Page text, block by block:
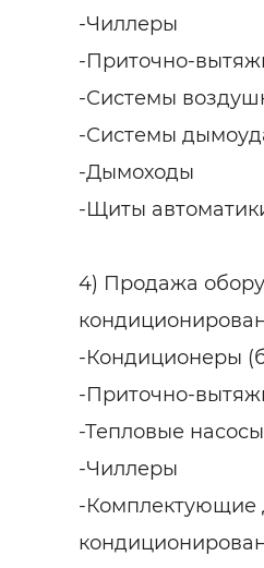
-Чиллеры
-Приточно-
-Системы
-Системы
-Дымоходы
-Щиты
4) Продажа
-Кондиционеры
-Приточно-
-Тепловые насосы
-Чиллеры
-Комплектующие